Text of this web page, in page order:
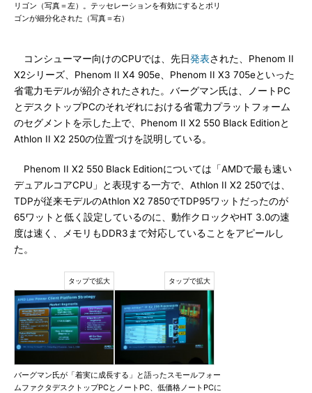
リゴン（写真＝左）。テッセレーションを有効にするとポリ
ゴンが細分化された（写真＝右）
コンシューマー向けのCPUでは、先日発表された、Phenom II
X2シリーズ、Phenom II X4 905e、Phenom II X3 705eといった
省電力モデルが紹介されたされた。バーグマン氏は、ノートPC
とデスクトップPCのそれぞれにおける省電力プラットフォーム
のセグメントを示した上で、Phenom II X2 550 Black Editionと
Athlon II X2 250の位置づけを説明している。
Phenom II X2 550 Black Editionについては「AMDで最も速い
デュアルコアCPU」と表現する一方で、Athlon II X2 250では、
TDPが従来モデルのAthlon X2 7850でTDP95ワットだったのが
65ワットと低く設定しているのに、動作クロックやHT 3.0の速
度は速く、メモリもDDR3まで対応していることをアピールし
た。
バーグマン氏が「着実に成長する」と語ったスモールフォー
ムファクタデスクトップPCとノートPC、低価格ノートPCに